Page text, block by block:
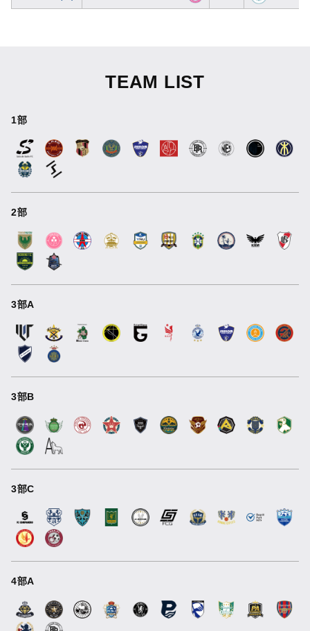
TEAM LIST
1部
2部
3部A
3部B
3部C
4部A